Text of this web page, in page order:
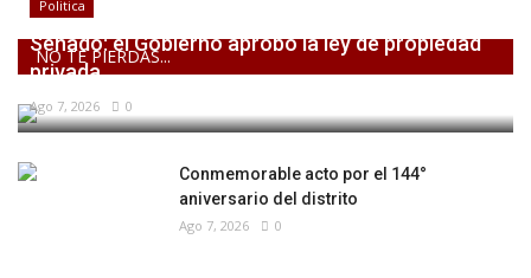
NO TE PIERDAS...
Politica
Senado: el Gobierno aprobó la ley de propiedad
privada,...
Ago 7, 2026 0
Conmemorable acto por el 144°
aniversario del distrito
Ago 7, 2026 0